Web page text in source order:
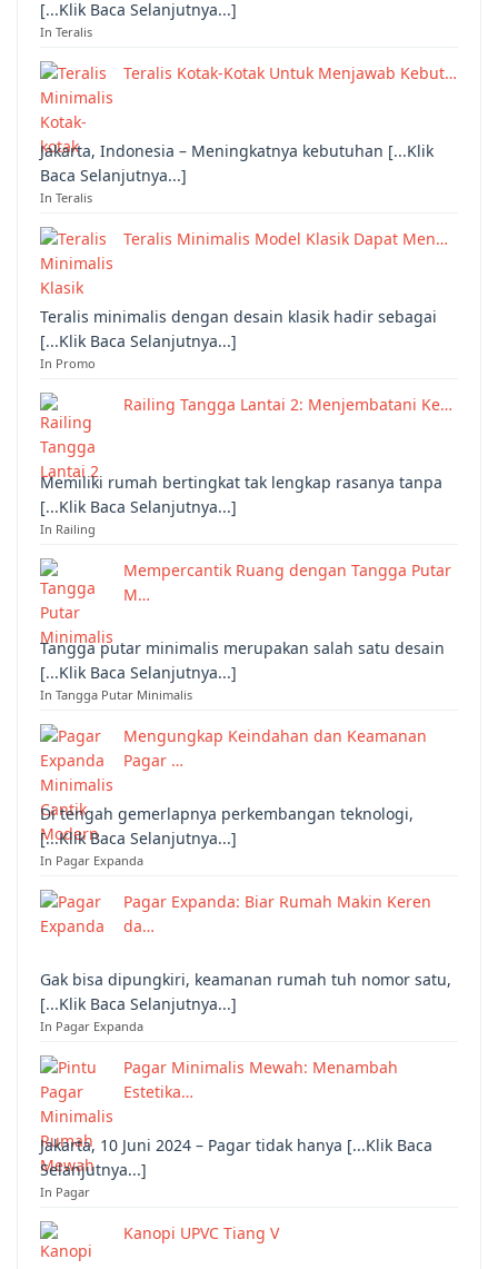
[...Klik Baca Selanjutnya...]
In Teralis
Teralis Kotak-Kotak Untuk Menjawab Kebut…
Jakarta, Indonesia – Meningkatnya kebutuhan [...Klik
Baca Selanjutnya...]
In Teralis
Teralis Minimalis Model Klasik Dapat Men…
Teralis minimalis dengan desain klasik hadir sebagai
[...Klik Baca Selanjutnya...]
In Promo
Railing Tangga Lantai 2: Menjembatani Ke…
Memiliki rumah bertingkat tak lengkap rasanya tanpa
[...Klik Baca Selanjutnya...]
In Railing
Mempercantik Ruang dengan Tangga Putar
M…
Tangga putar minimalis merupakan salah satu desain
[...Klik Baca Selanjutnya...]
In Tangga Putar Minimalis
Mengungkap Keindahan dan Keamanan
Pagar …
Di tengah gemerlapnya perkembangan teknologi,
[...Klik Baca Selanjutnya...]
In Pagar Expanda
Pagar Expanda: Biar Rumah Makin Keren
da…
Gak bisa dipungkiri, keamanan rumah tuh nomor satu,
[...Klik Baca Selanjutnya...]
In Pagar Expanda
Pagar Minimalis Mewah: Menambah
Estetika…
Jakarta, 10 Juni 2024 – Pagar tidak hanya [...Klik Baca
Selanjutnya...]
In Pagar
Kanopi UPVC Tiang V